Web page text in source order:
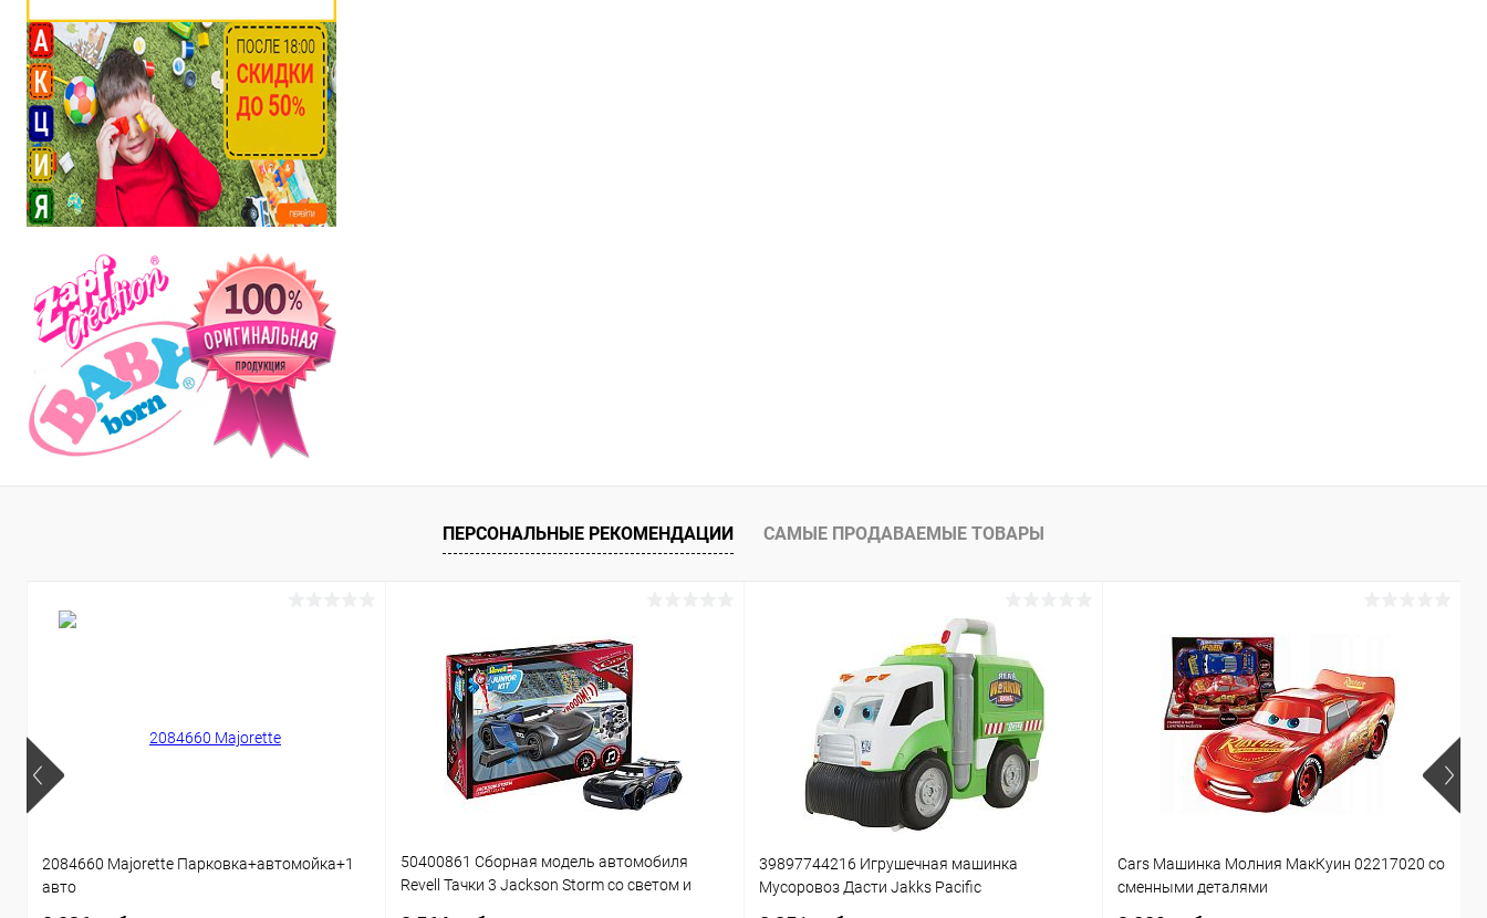
ПЕРСОНАЛЬНЫЕ РЕКОМЕНДАЦИИ САМЫЕ ПРОДАВАЕМЫЕ ТОВАРЫ
2084660 Majorette Парковка+автомойка+1
авто
50400861 Сборная модель автомобиля
Revell Тачки 3 Jackson Storm со светом и
39897744216 Игрушечная машинка
Мусоровоз Дасти Jakks Pacific
Cars Машинка Молния МакКуин 02217020 со
сменными деталями